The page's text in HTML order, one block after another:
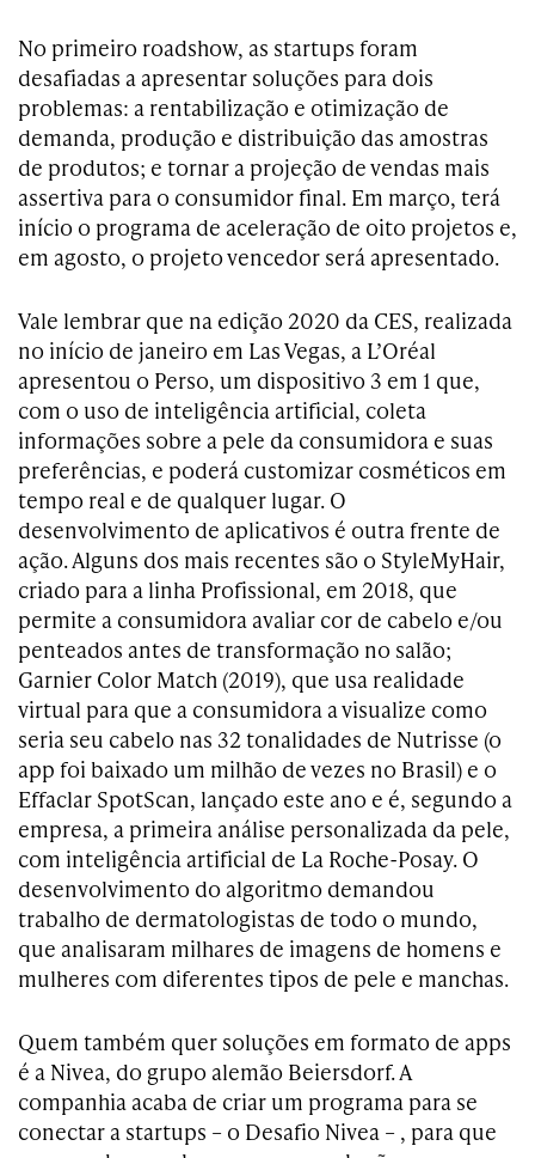
No primeiro roadshow, as startups foram
desafiadas a apresentar soluções para dois
problemas: a rentabilização e otimização de
demanda, produção e distribuição das amostras
de produtos; e tornar a projeção de vendas mais
assertiva para o consumidor final. Em março, terá
início o programa de aceleração de oito projetos e,
em agosto, o projeto vencedor será apresentado.
Vale lembrar que na edição 2020 da CES, realizada
no início de janeiro em Las Vegas, a L’Oréal
apresentou o Perso, um dispositivo 3 em 1 que,
com o uso de inteligência artificial, coleta
informações sobre a pele da consumidora e suas
preferências, e poderá customizar cosméticos em
tempo real e de qualquer lugar. O
desenvolvimento de aplicativos é outra frente de
ação. Alguns dos mais recentes são o StyleMyHair,
criado para a linha Profissional, em 2018, que
permite a consumidora avaliar cor de cabelo e/ou
penteados antes de transformação no salão;
Garnier Color Match (2019), que usa realidade
virtual para que a consumidora a visualize como
seria seu cabelo nas 32 tonalidades de Nutrisse (o
app foi baixado um milhão de vezes no Brasil) e o
Effaclar SpotScan, lançado este ano e é, segundo a
empresa, a primeira análise personalizada da pele,
com inteligência artificial de La Roche-Posay. O
desenvolvimento do algoritmo demandou
trabalho de dermatologistas de todo o mundo,
que analisaram milhares de imagens de homens e
mulheres com diferentes tipos de pele e manchas.
Quem também quer soluções em formato de apps
é a Nivea, do grupo alemão Beiersdorf. A
companhia acaba de criar um programa para se
conectar a startups – o Desafio Nivea – , para que